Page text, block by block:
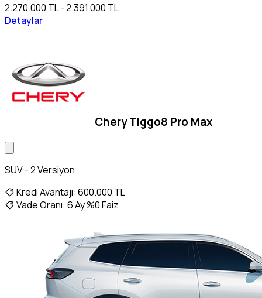
2.270.000 TL - 2.391.000 TL
Detaylar
Chery Tiggo8 Pro Max
SUV - 2 Versiyon
Kredi Avantajı: 600.000 TL
Vade Oranı: 6 Ay %0 Faiz